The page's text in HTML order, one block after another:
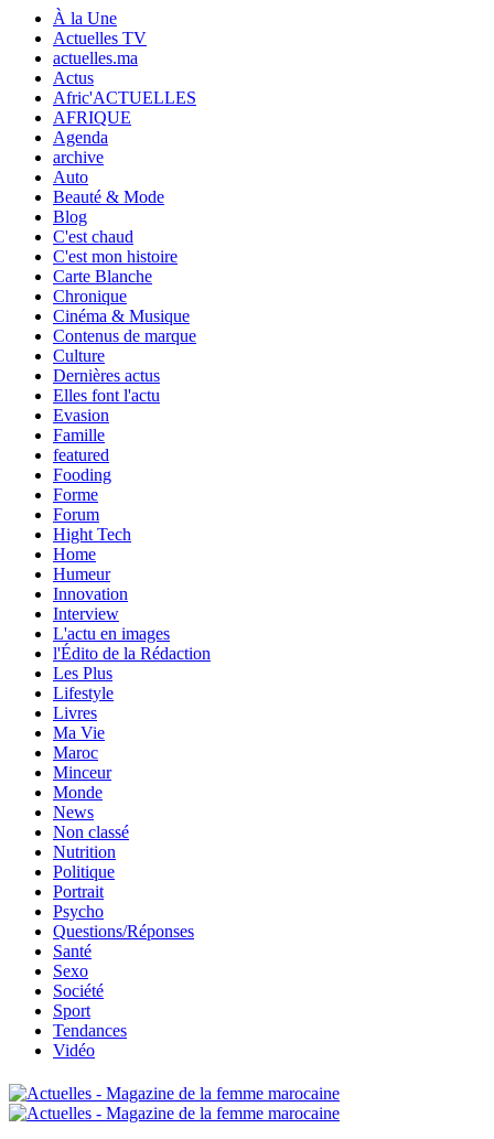
À la Une
Actuelles TV
actuelles.ma
Actus
Afric'ACTUELLES
AFRIQUE
Agenda
archive
Auto
Beauté & Mode
Blog
C'est chaud
C'est mon histoire
Carte Blanche
Chronique
Cinéma & Musique
Contenus de marque
Culture
Dernières actus
Elles font l'actu
Evasion
Famille
featured
Fooding
Forme
Forum
Hight Tech
Home
Humeur
Innovation
Interview
L'actu en images
l'Édito de la Rédaction
Les Plus
Lifestyle
Livres
Ma Vie
Maroc
Minceur
Monde
News
Non classé
Nutrition
Politique
Portrait
Psycho
Questions/Réponses
Santé
Sexo
Société
Sport
Tendances
Vidéo